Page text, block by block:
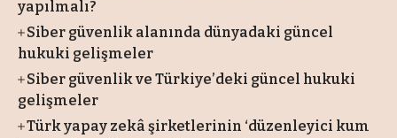
yapılmalı?
Siber güvenlik alanında dünyadaki güncel
hukuki gelişmeler
Siber güvenlik ve Türkiye’deki güncel hukuki
gelişmeler
Türk yapay zekâ şirketlerinin ‘düzenleyici kum